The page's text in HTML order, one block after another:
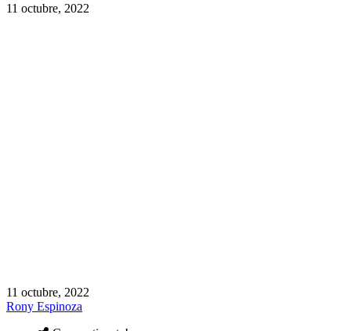
11 octubre, 2022
11 octubre, 2022
Rony Espinoza